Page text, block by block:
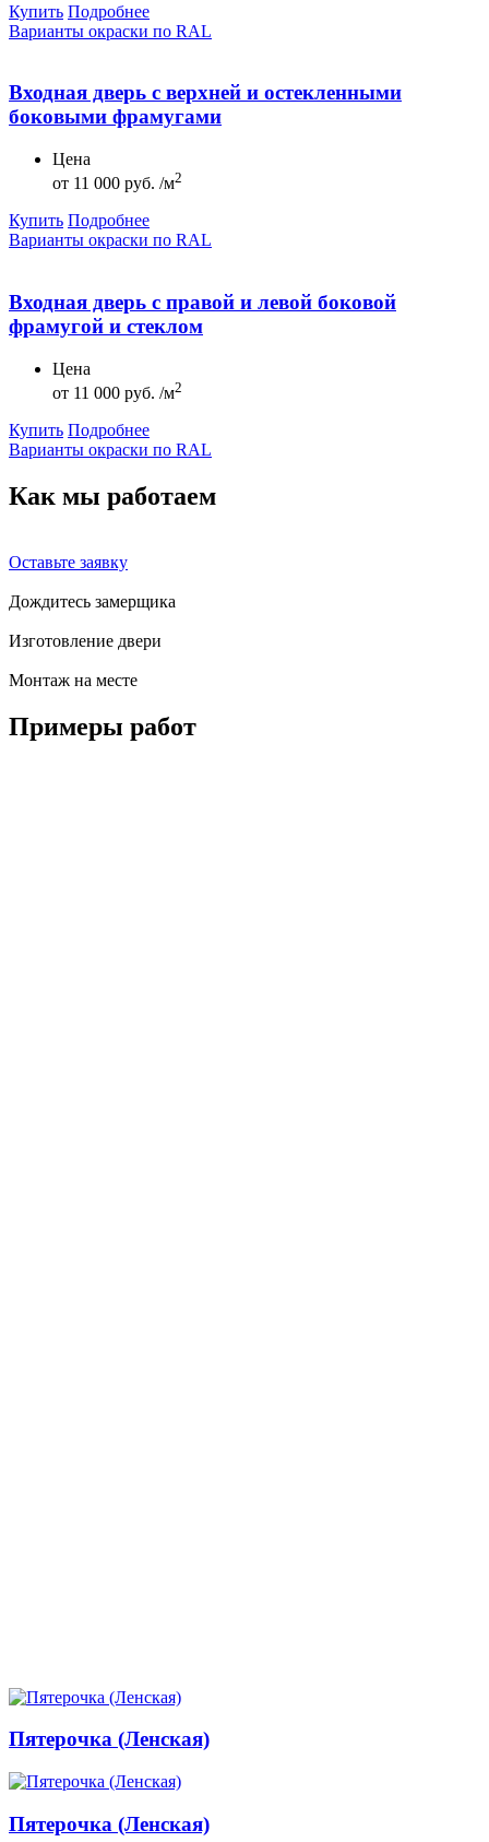
Купить Подробнее
Варианты окраски по RAL
Входная дверь с верхней и остекленными
боковыми фрамугами
Цена
от 11 000 руб. /м2
Купить Подробнее
Варианты окраски по RAL
Входная дверь с правой и левой боковой
фрамугой и стеклом
Цена
от 11 000 руб. /м2
Купить Подробнее
Варианты окраски по RAL
Как мы работаем
Оставьте заявку
Дождитесь замерщика
Изготовление двери
Монтаж на месте
Примеры работ
Пятерочка (Ленская)
Пятерочка (Ленская)